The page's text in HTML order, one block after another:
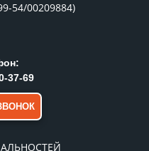
54/00209884)
37-69